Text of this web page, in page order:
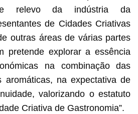
relevo da indústria da
de Cidades Criativas
outras áreas de várias partes
pretende explorar a essência
na combinação das
aromáticas, na expectativa de
valorizando o estatuto
Criativa de Gastronomia”.